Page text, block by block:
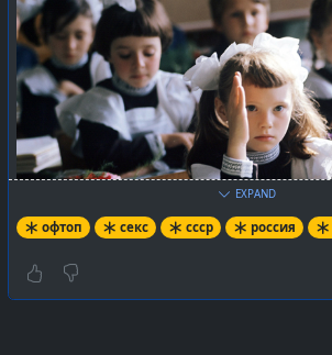
В начале прошлого века
EXPAND
офтоп секс ссср россия